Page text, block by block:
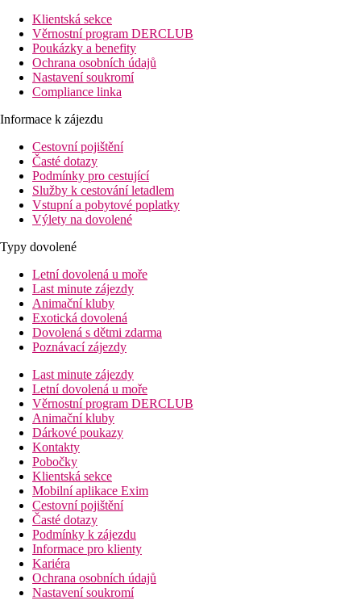
Klientská sekce
Věrnostní program DERCLUB
Poukázky a benefity
Ochrana osobních údajů
Nastavení soukromí
Compliance linka
Informace k zájezdu
Cestovní pojištění
Časté dotazy
Podmínky pro cestující
Služby k cestování letadlem
Vstupní a pobytové poplatky
Výlety na dovolené
Typy dovolené
Letní dovolená u moře
Last minute zájezdy
Animační kluby
Exotická dovolená
Dovolená s dětmi zdarma
Poznávací zájezdy
Last minute zájezdy
Letní dovolená u moře
Věrnostní program DERCLUB
Animační kluby
Dárkové poukazy
Kontakty
Pobočky
Klientská sekce
Mobilní aplikace Exim
Cestovní pojištění
Časté dotazy
Podmínky k zájezdu
Informace pro klienty
Kariéra
Ochrana osobních údajů
Nastavení soukromí